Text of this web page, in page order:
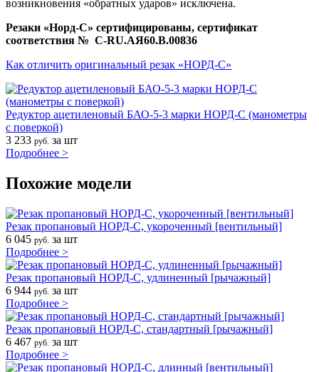
возникновения «обратных ударов» исключена.
Резаки «Норд-С» сертифицированы, сертификат
соответствия № C-RU.АЯ60.В.00836
Как отличить оригинальный резак «НОРД-С»
Редуктор ацетиленовый БАО-5-3 марки НОРД-С (манометры
с поверкой)
3 233 руб. за шт
Подробнее >
Похожие модели
Резак пропановый НОРД-С, укороченный [вентильный]
6 045 руб. за шт
Подробнее >
Резак пропановый НОРД-С, удлиненный [рычажный]
6 944 руб. за шт
Подробнее >
Резак пропановый НОРД-С, стандартный [рычажный]
6 467 руб. за шт
Подробнее >